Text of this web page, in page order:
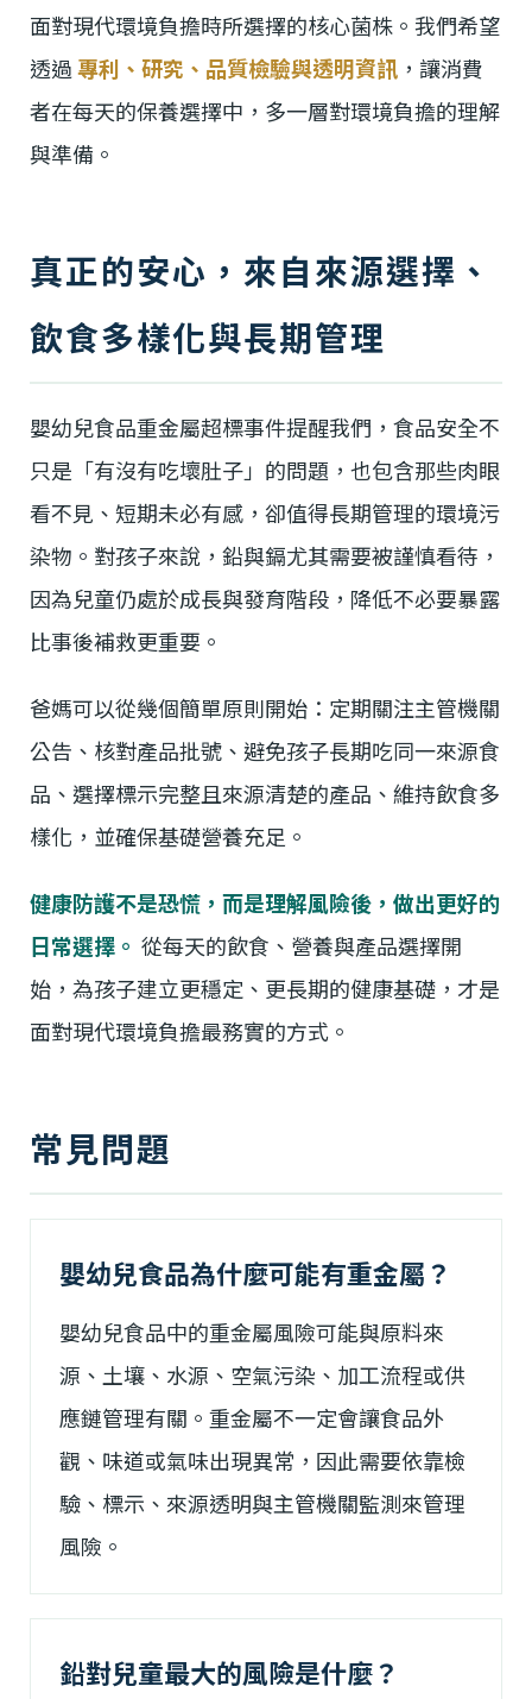
面對現代環境負擔時所選擇的核心菌株。我們希望
透過專利、研究、品質檢驗與透明資訊 ，讓消費
者在每天的保養選擇中，多一層對環境負擔的理解
與準備。
真正的安心，來自來源選擇、
飲食多樣化與長期管理
嬰幼兒食品重金屬超標事件提醒我們，食品安全不
只是「有沒有吃壞肚子」的問題，也包含那些肉眼
看不見、短期未必有感，卻值得長期管理的環境污
染物。對孩子來說，鉛與鎘尤其需要被謹慎看待，
因為兒童仍處於成長與發育階段，降低不必要暴露
比事後補救更重要。
爸媽可以從幾個簡單原則開始：定期關注主管機關
公告、核對產品批號、避免孩子長期吃同一來源食
品、選擇標示完整且來源清楚的產品、維持飲食多
樣化，並確保基礎營養充足。
健康防護不是恐慌，而是理解風險後，做出更好的
日常選擇。 從每天的飲食、營養與產品選擇開
始，為孩子建立更穩定、更長期的健康基礎，才是
面對現代環境負擔最務實的方式。
常見問題
嬰幼兒食品為什麼可能有重金屬？
嬰幼兒食品中的重金屬風險可能與原料來
源、土壤、水源、空氣污染、加工流程或供
應鏈管理有關。重金屬不一定會讓食品外
觀、味道或氣味出現異常，因此需要依靠檢
驗、標示、來源透明與主管機關監測來管理
風險。
鉛對兒童最大的風險是什麼？